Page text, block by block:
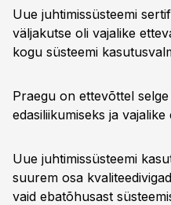
Uue juhtimissüsteemi
väljakutse oli vajalike
kogu süsteemi
Praegu on ettevõttel
edasiliikumiseks ja
Uue juhtimissüsteemi
suurem osa
vaid ebatõhusast